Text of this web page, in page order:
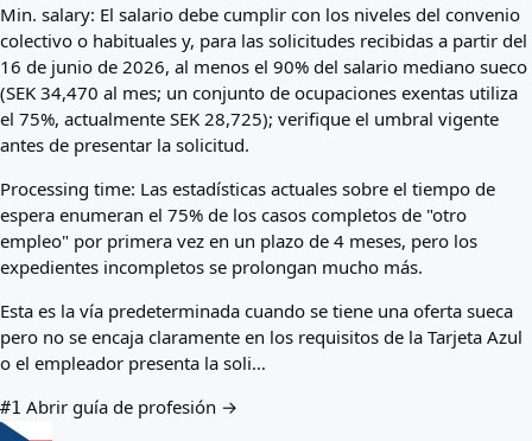
Min. salary: El salario debe cumplir con los niveles del convenio
colectivo o habituales y, para las solicitudes recibidas a partir del
16 de junio de 2026, al menos el 90% del salario mediano sueco
(SEK 34,470 al mes; un conjunto de ocupaciones exentas utiliza
el 75%, actualmente SEK 28,725); verifique el umbral vigente
antes de presentar la solicitud.
Processing time: Las estadísticas actuales sobre el tiempo de
espera enumeran el 75% de los casos completos de "otro
empleo" por primera vez en un plazo de 4 meses, pero los
expedientes incompletos se prolongan mucho más.
Esta es la vía predeterminada cuando se tiene una oferta sueca
pero no se encaja claramente en los requisitos de la Tarjeta Azul
o el empleador presenta la soli…
#1 Abrir guía de profesión →